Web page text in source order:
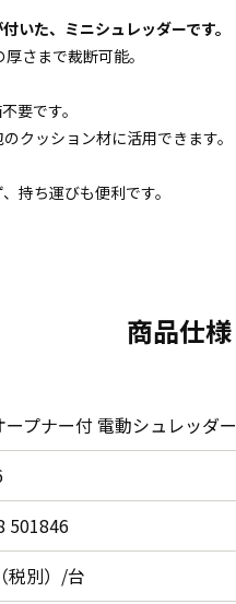
いた、ミニシュレッダーです。
さまで裁断可能。
要です。
クッション材に活用できます。
持ち運びも便利です。
商品仕様
ープナー付 電動シュレッダー
501846
税別）/台